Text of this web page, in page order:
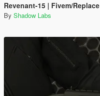
Revenant-15 | Fivem/Replace
By Shadow Labs